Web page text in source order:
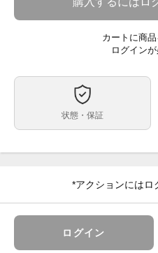
※初期不良につ
送料無料
有効約3300万画
RS」CMOSイメ
「α（Alpha）」
の性能を画像処
マ/秒の連続撮影
ご注文、ご決済後
カートに商
ログインが
状態・保証
*アクションにはロ
ログイン